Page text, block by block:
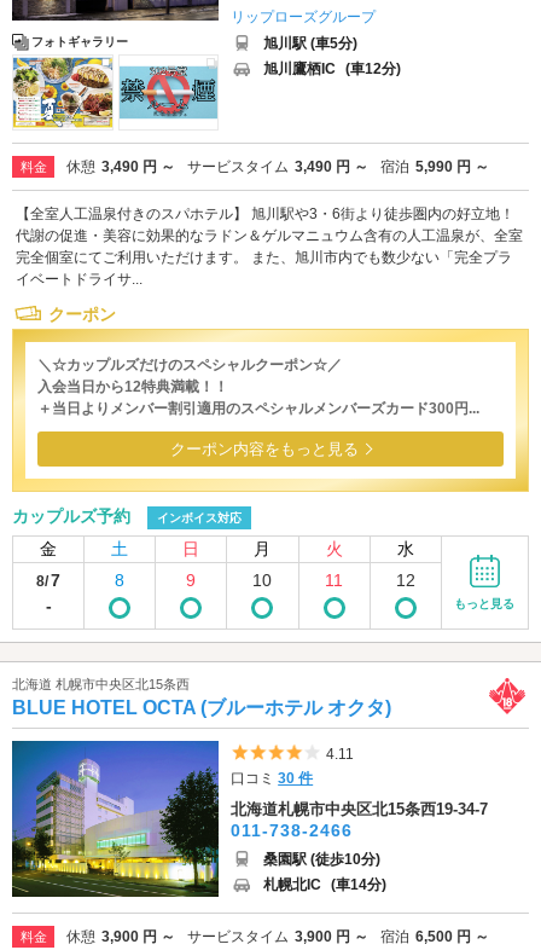
フォトギャラリー
リップローズグループ
旭川駅 (車5分)
旭川鷹栖IC (車12分)
料金 休憩 3,490 円 ～ サービスタイム 3,490 円 ～ 宿泊 5,990 円 ～
【全室人工温泉付きのスパホテル】 旭川駅や3・6街より徒歩圏内の好立地！
代謝の促進・美容に効果的なラドン＆ゲルマニュウム含有の人工温泉が、全室
完全個室にてご利用いただけます。 また、旭川市内でも数少ない「完全プラ
イベートドライサ...
クーポン
＼☆カップルズだけのスペシャルクーポン☆／
入会当日から12特典満載！！
＋当日よりメンバー割引適用のスペシャルメンバーズカード300円...
クーポン内容をもっと見る
カップルズ予約 インボイス対応
金 土 日 月 火 水
8/7
-
8 9 10 11 12
もっと見る
北海道 札幌市中央区北15条西
BLUE HOTEL OCTA (ブルーホテル オクタ)
5つ星のうち4
4.11
口コミ30 件
北海道札幌市中央区北15条西19-34-7
011-738-2466
桑園駅 (徒歩10分)
札幌北IC (車14分)
料金 休憩 3,900 円 ～ サービスタイム 3,900 円 ～ 宿泊 6,500 円 ～